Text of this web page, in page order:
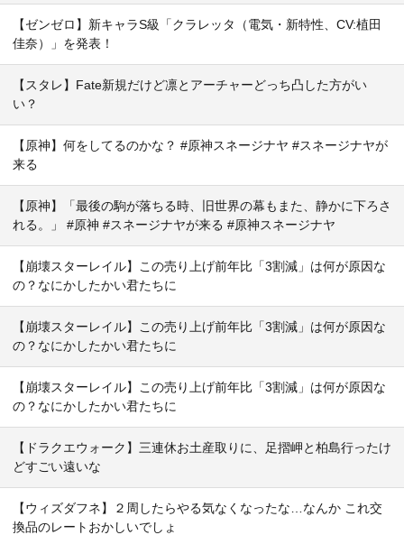
【ゼンゼロ】新キャラS級「クラレッタ（電気・新特性、CV:植田
佳奈）」を発表！
【スタレ】Fate新規だけど凛とアーチャーどっち凸した方がい
い？
【原神】何をしてるのかな？ #原神スネージナヤ #スネージナヤが
来る
【原神】「最後の駒が落ちる時、旧世界の幕もまた、静かに下ろさ
れる。」 #原神 #スネージナヤが来る #原神スネージナヤ
【崩壊スターレイル】この売り上げ前年比「3割減」は何が原因な
の？なにかしたかい君たちに
【崩壊スターレイル】この売り上げ前年比「3割減」は何が原因な
の？なにかしたかい君たちに
【崩壊スターレイル】この売り上げ前年比「3割減」は何が原因な
の？なにかしたかい君たちに
【ドラクエウォーク】三連休お土産取りに、足摺岬と柏島行ったけ
どすごい遠いな
【ウィズダフネ】２周したらやる気なくなったな…なんか これ交
換品のレートおかしいでしょ